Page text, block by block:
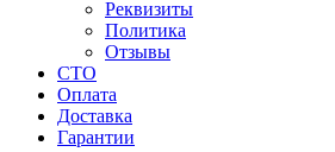
Реквизиты
Политика
Отзывы
СТО
Оплата
Доставка
Гарантии